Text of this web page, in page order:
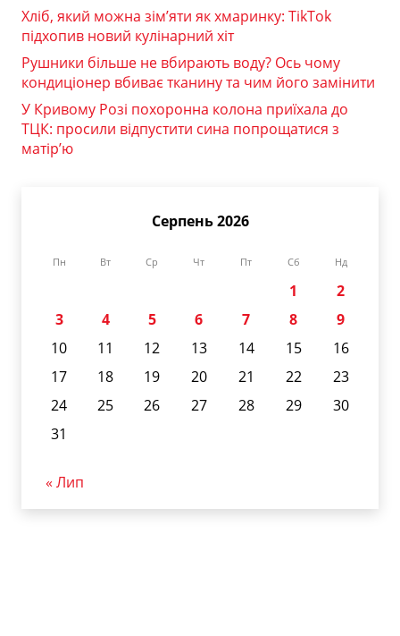
Хліб, який можна зім’яти як хмаринку: TikTok
підхопив новий кулінарний хіт
Рушники більше не вбирають воду? Ось чому
кондиціонер вбиває тканину та чим його замінити
У Кривому Розі похоронна колона приїхала до
ТЦК: просили відпустити сина попрощатися з
матір’ю
Серпень 2026
Пн Вт Ср Чт Пт Сб Нд
1
2
3
4 5 6 7 8
9
10
11 12 13 14 15
16
17
18 19 20 21 22
23
24
25 26 27 28 29
30
31
« Лип